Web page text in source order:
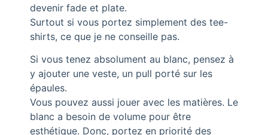
devenir fade et plate.
Surtout si vous portez simplement des tee-
shirts, ce que je ne conseille pas.
Si vous tenez absolument au blanc, pensez à
y ajouter une veste, un pull porté sur les
épaules.
Vous pouvez aussi jouer avec les matières. Le
blanc a besoin de volume pour être
esthétique. Donc, portez en priorité des